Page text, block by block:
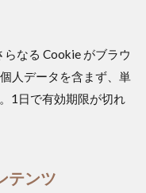
なる Cookie がブラウ
人データを含まず、単
1日で有効期限が切れ
テンツ